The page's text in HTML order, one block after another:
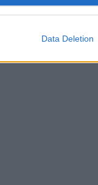
Data Deletion